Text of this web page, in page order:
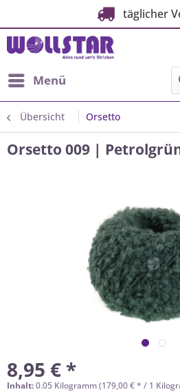
täglicher
Menü
Übersicht Orsetto
Orsetto 009 |
8,95 € *
Inhalt:0.05 Kilogramm (179,00 € * / 1